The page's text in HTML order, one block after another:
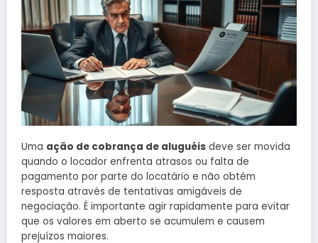
Uma ação de cobrança de aluguéis deve ser movida
quando o locador enfrenta atrasos ou falta de
pagamento por parte do locatário e não obtém
resposta através de tentativas amigáveis de
negociação. É importante agir rapidamente para evitar
que os valores em aberto se acumulem e causem
prejuízos maiores.